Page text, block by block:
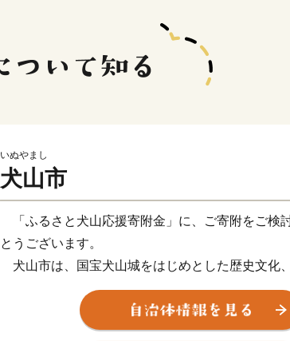
いぬやまし
犬山市
「ふるさと犬山応援寄附金」に、ご寄附をご検
とうございます。
犬山市は、国宝犬山城をはじめとした歴史文化
部丘陵に抱かれた豊かな自然環境など「歴史」「
「ひと」に恵まれた本物のまちです。先人達が築
の宝物を未来の子どもたちへと継承するため、子